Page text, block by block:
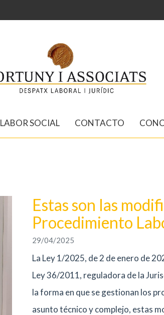
LABOR SOCIAL CONTACTO
Estas son las
Procedimiento
29/04/2025
La Ley 1/2025, de 2 de enero de
Ley 36/2011, reguladora de la
la forma en que se gestionan los
asunto técnico y complejo, estas